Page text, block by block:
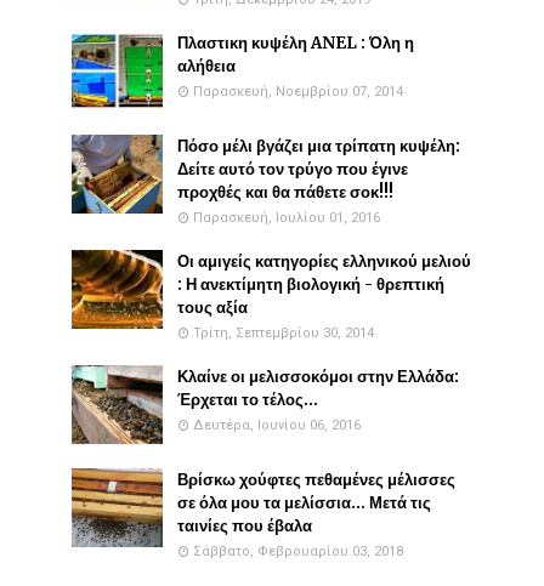
Πλαστικη κυψέλη ANEL : Όλη η
αλήθεια
Παρασκευή, Νοεμβρίου 07, 2014
Πόσο μέλι βγάζει μια τρίπατη κυψέλη:
Δείτε αυτό τον τρύγο που έγινε
προχθές και θα πάθετε σοκ!!!
Παρασκευή, Ιουλίου 01, 2016
Οι αμιγείς κατηγορίες ελληνικού μελιού
: Η ανεκτίμητη βιολογική - θρεπτική
τους αξία
Τρίτη, Σεπτεμβρίου 30, 2014
Κλαίνε οι μελισσοκόμοι στην Ελλάδα:
Έρχεται το τέλος...
Δευτέρα, Ιουνίου 06, 2016
Βρίσκω χούφτες πεθαμένες μέλισσες
σε όλα μου τα μελίσσια... Μετά τις
ταινίες που έβαλα
Σάββατο, Φεβρουαρίου 03, 2018